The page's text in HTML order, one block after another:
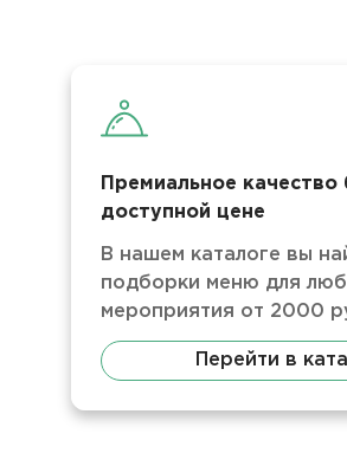
Премиальное
доступной цене
В нашем каталоге вы
подборки меню для
мероприятия от 2000
Перейти в